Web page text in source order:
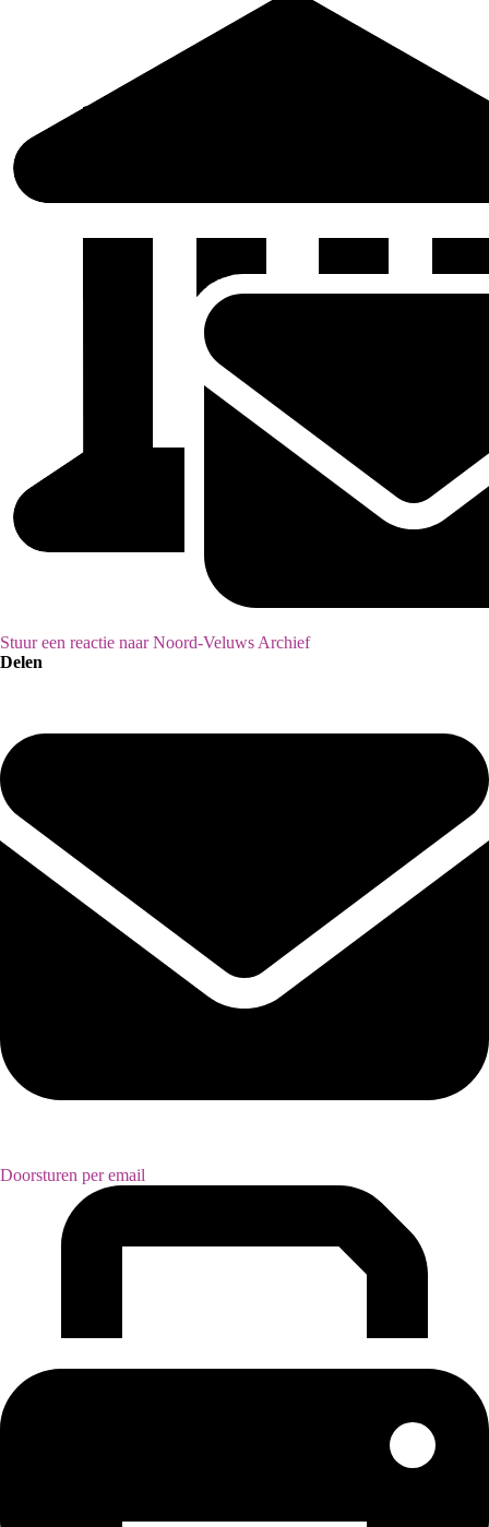
Stuur een reactie naar Noord-Veluws Archief
Delen
Doorsturen per email